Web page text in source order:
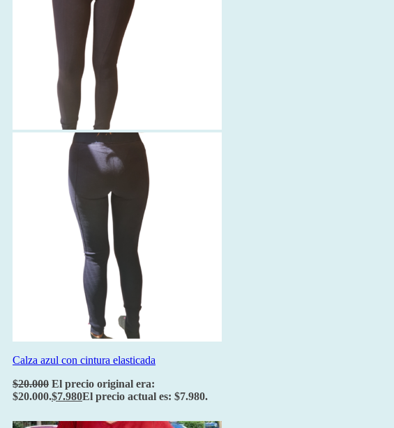
Calza azul con cintura elasticada
$20.000 El precio original era:
$20.000.$7.980El precio actual es: $7.980.